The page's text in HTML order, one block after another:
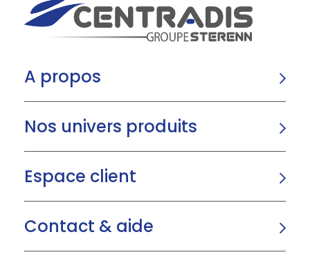
A propos
Nos univers produits
Espace client
Contact & aide